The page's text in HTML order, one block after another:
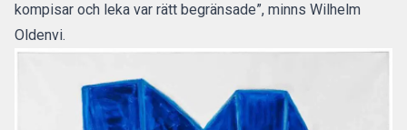
kompisar och leka var rätt begränsade”, minns Wilhelm
Oldenvi.